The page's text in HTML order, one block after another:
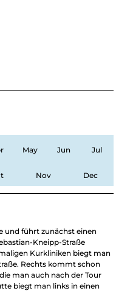
May Jun Jul
Nov Dec
und führt zunächst einen
Kneipp-Straße
Kurkliniken biegt man
Rechts kommt schon
man auch nach der Tour
biegt man links in einen